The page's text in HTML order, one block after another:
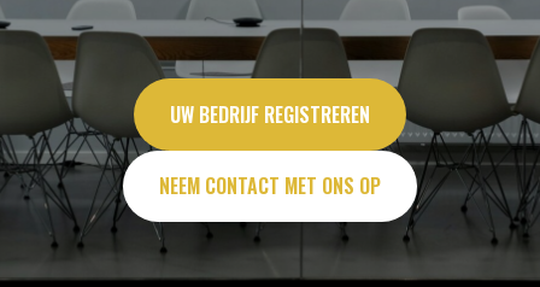
UW BEDRIJF REGISTREREN
NEEM CONTACT MET ONS OP